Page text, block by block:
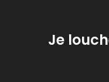
Je